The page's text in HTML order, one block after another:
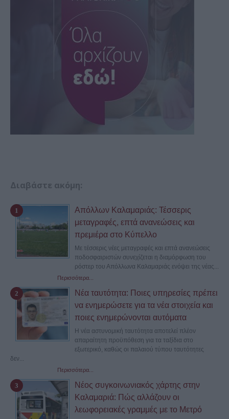
Διαβάστε ακόμη:
Απόλλων Καλαμαριάς: Τέσσερις
μεταγραφές, επτά ανανεώσεις και
πρεμιέρα στο Κύπελλο
Με τέσσερις νέες μεταγραφές και επτά ανανεώσεις
ποδοσφαιριστών συνεχίζεται η διαμόρφωση του
ρόστερ του Απόλλωνα Καλαμαριάς ενόψει της νέας...
Περισσότερα...
Νέα ταυτότητα: Ποιες υπηρεσίες πρέπει
να ενημερώσετε για τα νέα στοιχεία και
ποιες ενημερώνονται αυτόματα
Η νέα αστυνομική ταυτότητα αποτελεί πλέον
απαραίτητη προϋπόθεση για τα ταξίδια στο
εξωτερικό, καθώς οι παλαιού τύπου ταυτότητες
δεν...
Περισσότερα...
Νέος συγκοινωνιακός χάρτης στην
Καλαμαριά: Πώς αλλάζουν οι
λεωφορειακές γραμμές με το Μετρό